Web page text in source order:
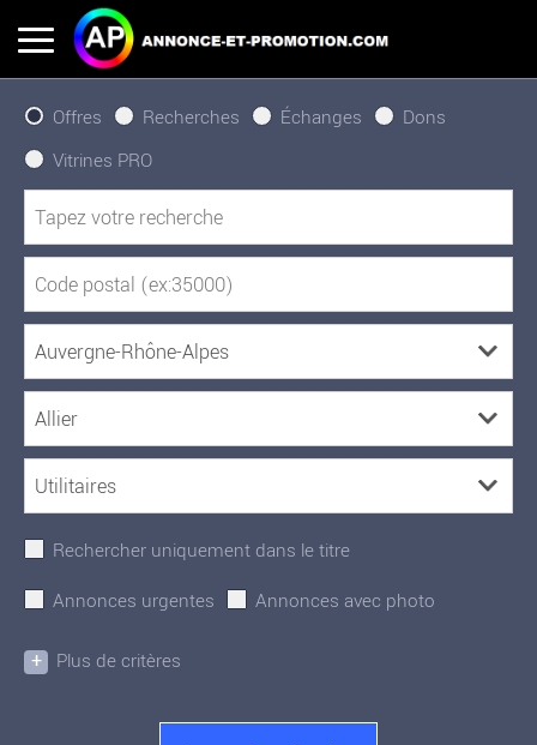
Offres Recherches Échanges
Dons
Vitrines PRO
Rechercher uniquement dans le titre
Annonces urgentes
Annonces avec photo
+ Plus de critères